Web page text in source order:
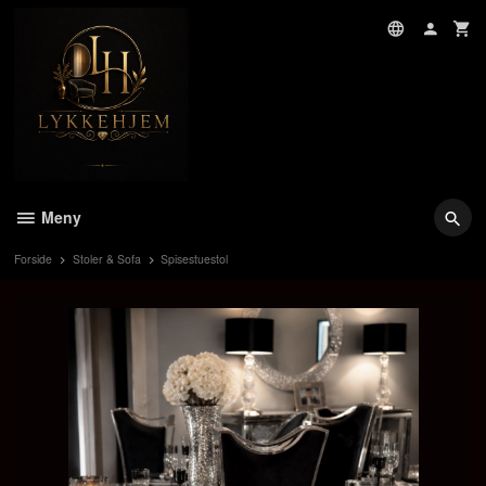
Meny
Forside Stoler & Sofa Spisestuestol